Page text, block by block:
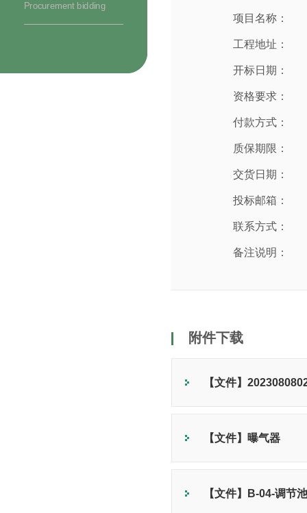
Procurement bidding
项目名称：
工程地址：
开标日期：
资格要求：
付款方式：
质保期限：
交货日期：
投标邮箱：
联系方式：
备注说明：
附件下载
【文件】
【文件】曝气器
【文件】B-04-调节